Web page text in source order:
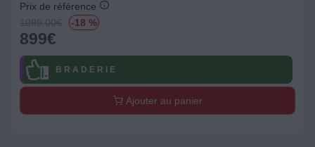
Prix de référence
1099.00€ -18 %
899€
B R A D E R I E
Ajouter au panier